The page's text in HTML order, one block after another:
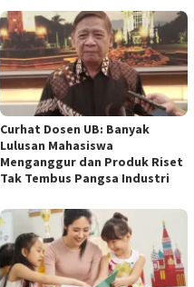
Curhat Dosen UB: Banyak
Lulusan Mahasiswa
Menganggur dan Produk Riset
Tak Tembus Pangsa Industri